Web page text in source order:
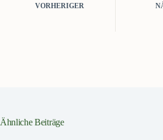
VORHERIGER
Ähnliche Beiträge